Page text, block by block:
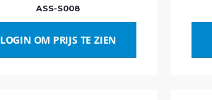
ASS-S008
LOGIN OM PRIJS TE ZIEN